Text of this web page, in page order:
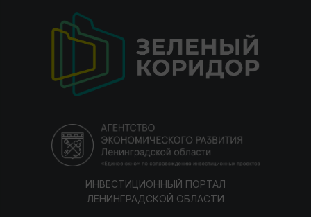
ИНВЕСТИЦИОННЫЙ ПОРТАЛ
ЛЕНИНГРАДСКОЙ ОБЛАСТИ